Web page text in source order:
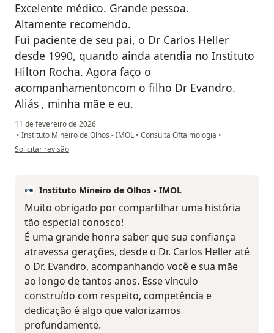
Excelente médico. Grande pessoa.
Altamente recomendo.
Fui paciente de seu pai, o Dr Carlos Heller
desde 1990, quando ainda atendia no Instituto
Hilton Rocha. Agora faço o
acompanhamentoncom o filho Dr Evandro.
Aliás , minha mãe e eu.
11 de fevereiro de 2026
• Instituto Mineiro de Olhos - IMOL • Consulta Oftalmologia •
na opinião do utilizador Rui José Soares.
Solicitar revisão
Instituto Mineiro de Olhos - IMOL
Muito obrigado por compartilhar uma história
tão especial conosco!
É uma grande honra saber que sua confiança
atravessa gerações, desde o Dr. Carlos Heller até
o Dr. Evandro, acompanhando você e sua mãe
ao longo de tantos anos. Esse vínculo
construído com respeito, competência e
dedicação é algo que valorizamos
profundamente.